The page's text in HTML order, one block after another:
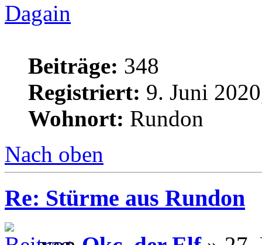
Dagain
Beiträge: 348
Registriert: 9. Juni
Wohnort: Rundon
Nach oben
Re: Stürme aus Rundon